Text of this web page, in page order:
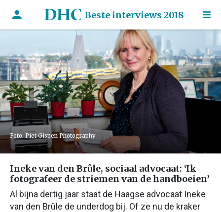
Beste interviews 2018
Foto: Piet Gispen Photography
Ineke van den Brûle, sociaal advocaat: ‘Ik
fotografeer de striemen van de handboeien’
Al bijna dertig jaar staat de Haagse advocaat Ineke
van den Brûle de underdog bij. Of ze nu de kraker